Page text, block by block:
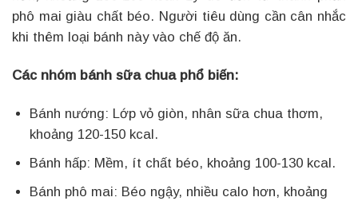
phô mai giàu chất béo. Người tiêu dùng cần cân nhắc
khi thêm loại bánh này vào chế độ ăn.
Các nhóm bánh sữa chua phổ biến:
Bánh nướng: Lớp vỏ giòn, nhân sữa chua thơm,
khoảng 120-150 kcal.
Bánh hấp: Mềm, ít chất béo, khoảng 100-130 kcal.
Bánh phô mai: Béo ngậy, nhiều calo hơn, khoảng